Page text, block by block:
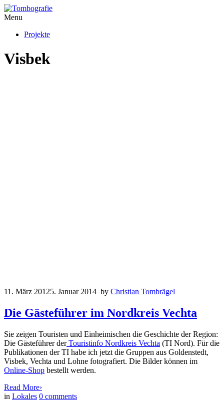
Menu
Projekte
Visbek
11. März 20125. Januar 2014 by Christian Tombrägel
Die Gästeführer im Nordkreis Vechta
Sie zeigen Touristen und Einheimischen die Geschichte der Region:
Die Gästeführer derTouristinfo Nordkreis Vechta (TI Nord). Für die
Publikationen der TI habe ich jetzt die Gruppen aus Goldenstedt,
Visbek, Vechta und Lohne fotografiert. Die Bilder können im
Online-Shop bestellt werden.
Read More›
in Lokales 0 comments